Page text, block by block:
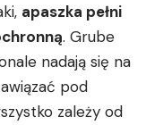
apaszka pełni
. Grube
nadają się⁣ na‍
pod
zależy od